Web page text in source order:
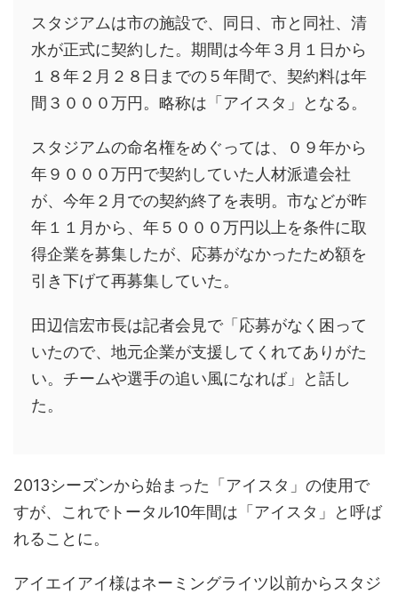
スタジアムは市の施設で、同日、市と同社、清
水が正式に契約した。期間は今年３月１日から
１８年２月２８日までの５年間で、契約料は年
間３０００万円。略称は「アイスタ」となる。
スタジアムの命名権をめぐっては、０９年から
年９０００万円で契約していた人材派遣会社
が、今年２月での契約終了を表明。市などが昨
年１１月から、年５０００万円以上を条件に取
得企業を募集したが、応募がなかったため額を
引き下げて再募集していた。
田辺信宏市長は記者会見で「応募がなく困って
いたので、地元企業が支援してくれてありがた
い。チームや選手の追い風になれば」と話し
た。
2013シーズンから始まった「アイスタ」の使用で
すが、これでトータル10年間は「アイスタ」と呼ば
れることに。
アイエイアイ様はネーミングライツ以前からスタジ